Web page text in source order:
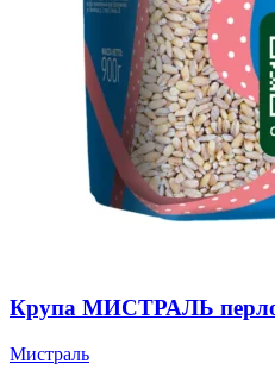
Крупа МИСТРАЛЬ
Мистраль